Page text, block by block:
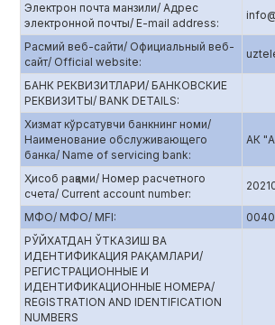
Электрон почта манзили/ Адрес
электронной почты/ E-mail address:
Расмий веб-сайти/ Официальный веб-
сайт/ Official website:
БАНК РЕКВИЗИТЛАРИ/ БАНКОВСКИЕ
РЕКВИЗИТЫ/ BANK DETAILS:
Хизмат кўрсатувчи банкнинг номи/
Наименование обслуживающего
банка/ Name of servicing bank:
АК
Ҳисоб рақами/ Номер расчетного
счета/ Current account number:
МФО/ МФО/ MFI:
РЎЙХАТДАН ЎТКАЗИШ ВА
ИДЕНТИФИКАЦИЯ РАҚАМЛАРИ/
РЕГИСТРАЦИОННЫЕ И
ИДЕНТИФИКАЦИОННЫЕ НОМЕРА/
REGISTRATION AND IDENTIFICATION
NUMBERS